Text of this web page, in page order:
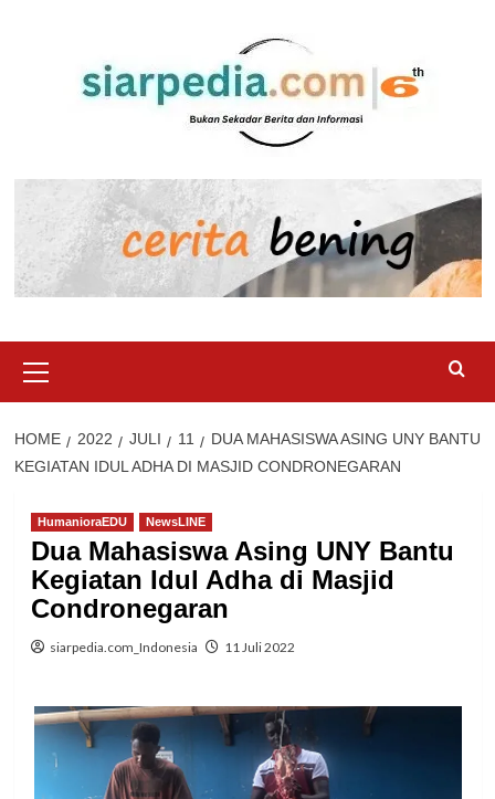
Menu
HOME 2022 JULI 11
DUA MAHASISWA ASING UNY BANTU
KEGIATAN IDUL ADHA DI MASJID CONDRONEGARAN
HumanioraEDU NewsLINE
Dua Mahasiswa Asing UNY Bantu
Kegiatan Idul Adha di Masjid
Condronegaran
siarpedia.com_Indonesia 11 Juli 2022